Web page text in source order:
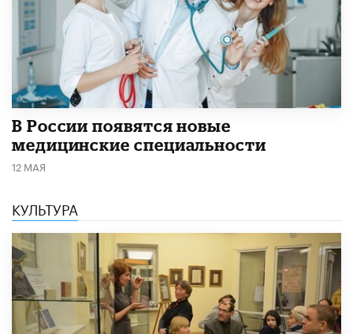
В России появятся новые
медицинские специальности
12 МАЯ
КУЛЬТУРА